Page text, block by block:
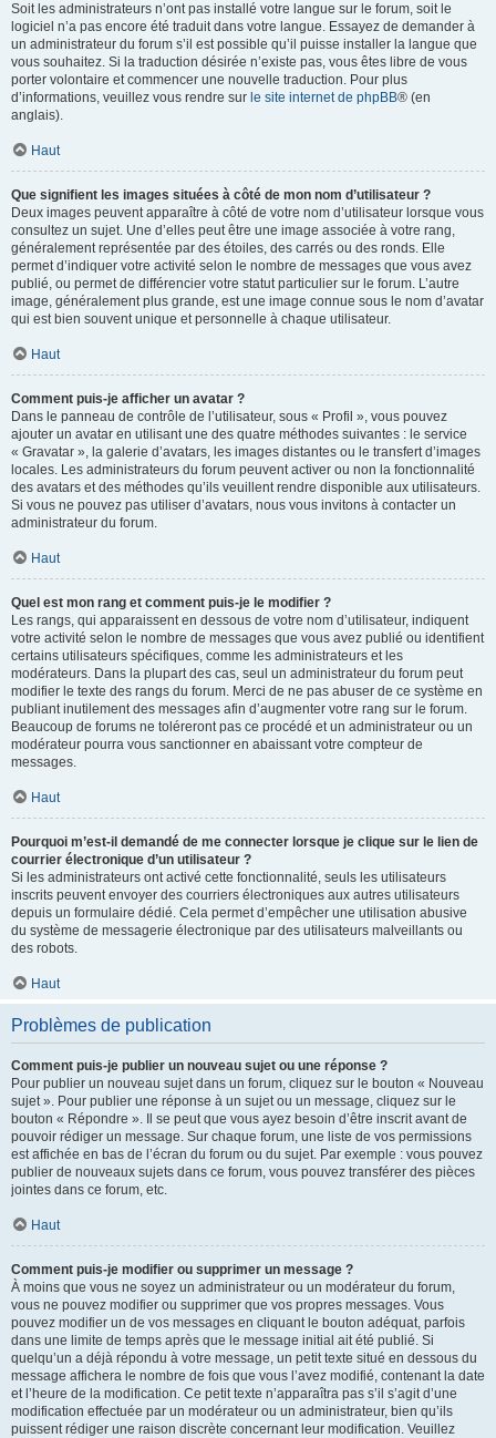
Soit les administrateurs n’ont pas installé votre langue sur le forum, soit le
logiciel n’a pas encore été traduit dans votre langue. Essayez de demander à
un administrateur du forum s’il est possible qu’il puisse installer la langue que
vous souhaitez. Si la traduction désirée n’existe pas, vous êtes libre de vous
porter volontaire et commencer une nouvelle traduction. Pour plus
d’informations, veuillez vous rendre sur le site internet de phpBB® (en
anglais).
Haut
Que signifient les images situées à côté de mon nom d’utilisateur ?
Deux images peuvent apparaître à côté de votre nom d’utilisateur lorsque vous
consultez un sujet. Une d’elles peut être une image associée à votre rang,
généralement représentée par des étoiles, des carrés ou des ronds. Elle
permet d’indiquer votre activité selon le nombre de messages que vous avez
publié, ou permet de différencier votre statut particulier sur le forum. L’autre
image, généralement plus grande, est une image connue sous le nom d’avatar
qui est bien souvent unique et personnelle à chaque utilisateur.
Haut
Comment puis-je afficher un avatar ?
Dans le panneau de contrôle de l’utilisateur, sous « Profil », vous pouvez
ajouter un avatar en utilisant une des quatre méthodes suivantes : le service
« Gravatar », la galerie d’avatars, les images distantes ou le transfert d’images
locales. Les administrateurs du forum peuvent activer ou non la fonctionnalité
des avatars et des méthodes qu’ils veuillent rendre disponible aux utilisateurs.
Si vous ne pouvez pas utiliser d’avatars, nous vous invitons à contacter un
administrateur du forum.
Haut
Quel est mon rang et comment puis-je le modifier ?
Les rangs, qui apparaissent en dessous de votre nom d’utilisateur, indiquent
votre activité selon le nombre de messages que vous avez publié ou identifient
certains utilisateurs spécifiques, comme les administrateurs et les
modérateurs. Dans la plupart des cas, seul un administrateur du forum peut
modifier le texte des rangs du forum. Merci de ne pas abuser de ce système en
publiant inutilement des messages afin d’augmenter votre rang sur le forum.
Beaucoup de forums ne toléreront pas ce procédé et un administrateur ou un
modérateur pourra vous sanctionner en abaissant votre compteur de
messages.
Haut
Pourquoi m’est-il demandé de me connecter lorsque je clique sur le lien de
courrier électronique d’un utilisateur ?
Si les administrateurs ont activé cette fonctionnalité, seuls les utilisateurs
inscrits peuvent envoyer des courriers électroniques aux autres utilisateurs
depuis un formulaire dédié. Cela permet d’empêcher une utilisation abusive
du système de messagerie électronique par des utilisateurs malveillants ou
des robots.
Haut
Problèmes de publication
Comment puis-je publier un nouveau sujet ou une réponse ?
Pour publier un nouveau sujet dans un forum, cliquez sur le bouton « Nouveau
sujet ». Pour publier une réponse à un sujet ou un message, cliquez sur le
bouton « Répondre ». Il se peut que vous ayez besoin d’être inscrit avant de
pouvoir rédiger un message. Sur chaque forum, une liste de vos permissions
est affichée en bas de l’écran du forum ou du sujet. Par exemple : vous pouvez
publier de nouveaux sujets dans ce forum, vous pouvez transférer des pièces
jointes dans ce forum, etc.
Haut
Comment puis-je modifier ou supprimer un message ?
À moins que vous ne soyez un administrateur ou un modérateur du forum,
vous ne pouvez modifier ou supprimer que vos propres messages. Vous
pouvez modifier un de vos messages en cliquant le bouton adéquat, parfois
dans une limite de temps après que le message initial ait été publié. Si
quelqu’un a déjà répondu à votre message, un petit texte situé en dessous du
message affichera le nombre de fois que vous l’avez modifié, contenant la date
et l’heure de la modification. Ce petit texte n’apparaîtra pas s’il s’agit d’une
modification effectuée par un modérateur ou un administrateur, bien qu’ils
puissent rédiger une raison discrète concernant leur modification. Veuillez